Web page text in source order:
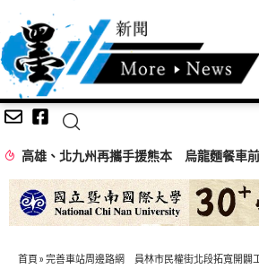
高雄、北九州再攜手援熊本 烏龍麵餐車
首頁 » 完善車站周邊路網 員林市民權街北段拓寬開闢